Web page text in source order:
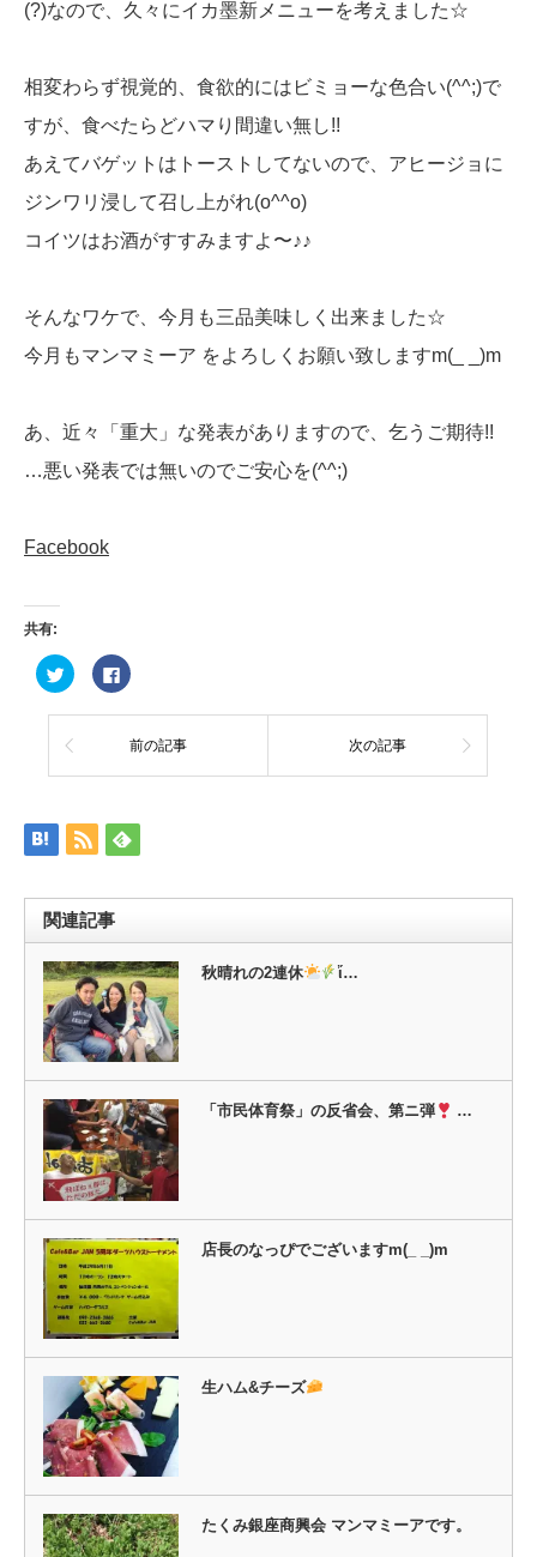
(?)なので、久々にイカ墨新メニューを考えました☆
相変わらず視覚的、食欲的にはビミョーな色合い(^^;)で
すが、食べたらどハマり間違い無し!!
あえてバゲットはトーストしてないので、アヒージョに
ジンワリ浸して召し上がれ(o^^o)
コイツはお酒がすすみますよ〜♪♪
そんなワケで、今月も三品美味しく出来ました☆
今月もマンマミーア をよろしくお願い致しますm(_ _)m
あ、近々「重大」な発表がありますので、乞うご期待!!
…悪い発表では無いのでご安心を(^^;)
Facebook
共有:
ク
リ
ク
て
Twitter
し
い
ウ
ド
ウ
で
開
き
ま
す)
Facebook
で
有
る
に
ク
し
て
さ
し
い
ウ
ィ
ン
ド
ウ
で
開
ま
す)
前の記事 次の記事
関連記事
秋晴れの2連休 ἴ…
「市民体育祭」の反省会、第ニ弾 …
店長のなっぴでございますm(_ _)m
生ハム&チーズ
たくみ銀座商興会 マンマミーアです。